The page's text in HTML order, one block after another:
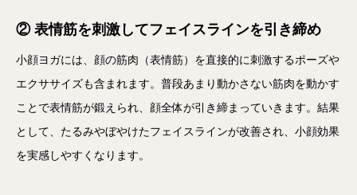
② 表情筋を刺激してフェイスラインを引き締め
小顔ヨガには、顔の筋肉（表情筋）を直接的に刺激するポーズや
エクササイズも含まれます。普段あまり動かさない筋肉を動かす
ことで表情筋が鍛えられ、顔全体が引き締まっていきます。結果
として、たるみやぼやけたフェイスラインが改善され、小顔効果
を実感しやすくなります。